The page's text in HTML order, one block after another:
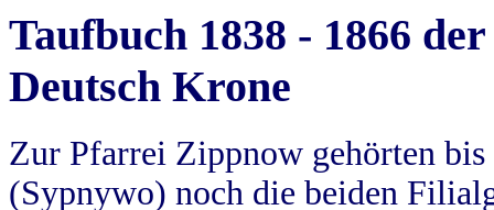
Taufbuch 1838 - 1866
Deutsch Krone
Zur Pfarrei Zippnow gehörten
(Sypnywo) noch die beiden